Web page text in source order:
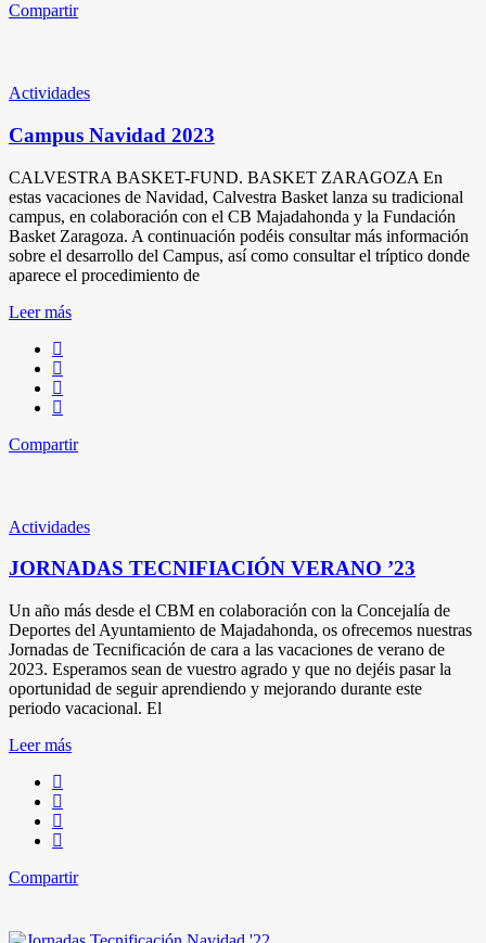
Compartir
Actividades
Campus Navidad 2023
CALVESTRA BASKET-FUND. BASKET ZARAGOZA En
estas vacaciones de Navidad, Calvestra Basket lanza su tradicional
campus, en colaboración con el CB Majadahonda y la Fundación
Basket Zaragoza. A continuación podéis consultar más información
sobre el desarrollo del Campus, así como consultar el tríptico donde
aparece el procedimiento de
Leer más
Compartir
Actividades
JORNADAS TECNIFIACIÓN VERANO ’23
Un año más desde el CBM en colaboración con la Concejalía de
Deportes del Ayuntamiento de Majadahonda, os ofrecemos nuestras
Jornadas de Tecnificación de cara a las vacaciones de verano de
2023. Esperamos sean de vuestro agrado y que no dejéis pasar la
oportunidad de seguir aprendiendo y mejorando durante este
periodo vacacional. El
Leer más
Compartir